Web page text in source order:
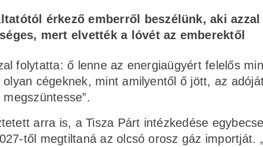
érkező emberről beszélünk, aki
mert elvették a lóvét az emberektől
folytatta: ő lenne az energiaügyért felelős
olyan cégeknek, mint amilyentől ő jött, az
arra is, a Tisza Párt intézkedése
től megtiltaná az olcsó orosz gáz importját.